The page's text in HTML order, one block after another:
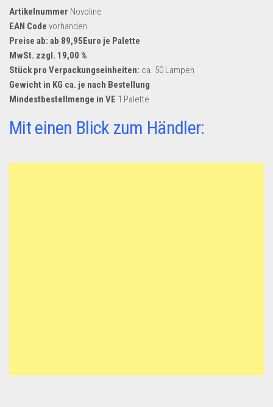
Artikelnummer Novoline
EAN Code vorhanden
Preise ab: ab 89,95Euro je Palette
MwSt. zzgl. 19,00 %
Stück pro Verpackungseinheiten: ca. 50 Lampen
Gewicht in KG ca. je nach Bestellung
Mindestbestellmenge in VE 1 Palette
Mit einen Blick zum Händler: